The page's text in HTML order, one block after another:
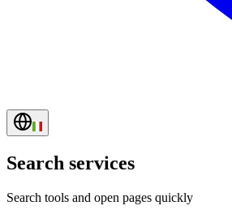
Search services
Search tools and open pages quickly